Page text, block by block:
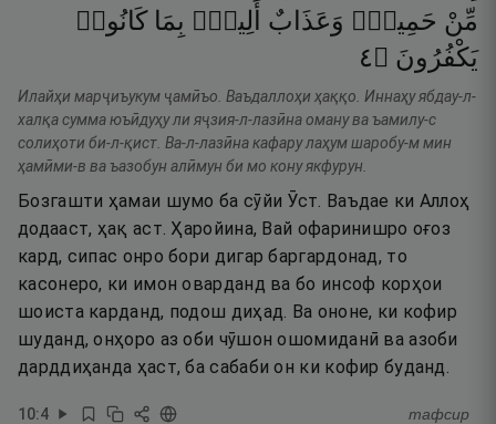
مِّنْ حَمِيمٍۢ وَعَذَابٌ أَلِيمٌۢ بِمَا كَانُوا۟
يَكْفُرُونَ ۝٤
Илайҳи марҷиъукум ҷамӣъо. Ваъдаллоҳи ҳаққо. Иннаҳу ябдау-л-
халқа сумма юъӣдуҳу ли яҷзия-л-лазӣна оману ва ъамилу-с
солиҳоти би-л-қист. Ва-л-лазӣна кафару лаҳум шаробу-м мин
ҳамӣми-в ва ъазобун алӣмун би мо кону якфурун.
Бозгашти ҳамаи шумо ба сӯйи Ӯст. Ваъдае ки Аллоҳ
додааст, ҳақ аст. Ҳаройина, Вай офаринишро оғоз
кард, сипас онро бори дигар баргардонад, то
касонеро, ки имон оварданд ва бо инсоф корҳои
шоиста карданд, подош диҳад. Ва ононе, ки кофир
шуданд, онҳоро аз оби чӯшон ошомиданӣ ва азоби
дарддиҳанда ҳаст, ба сабаби он ки кофир буданд.
10:4 тафсир